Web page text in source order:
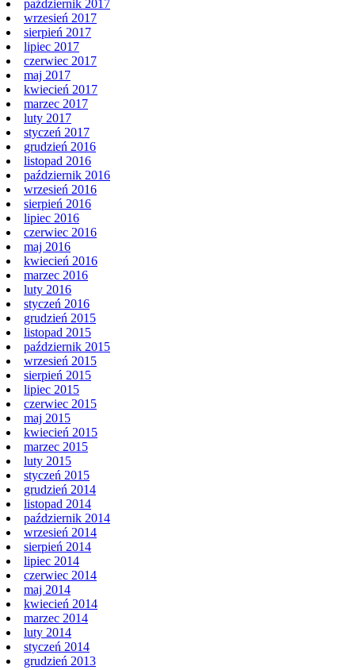
październik 2017
wrzesień 2017
sierpień 2017
lipiec 2017
czerwiec 2017
maj 2017
kwiecień 2017
marzec 2017
luty 2017
styczeń 2017
grudzień 2016
listopad 2016
październik 2016
wrzesień 2016
sierpień 2016
lipiec 2016
czerwiec 2016
maj 2016
kwiecień 2016
marzec 2016
luty 2016
styczeń 2016
grudzień 2015
listopad 2015
październik 2015
wrzesień 2015
sierpień 2015
lipiec 2015
czerwiec 2015
maj 2015
kwiecień 2015
marzec 2015
luty 2015
styczeń 2015
grudzień 2014
listopad 2014
październik 2014
wrzesień 2014
sierpień 2014
lipiec 2014
czerwiec 2014
maj 2014
kwiecień 2014
marzec 2014
luty 2014
styczeń 2014
grudzień 2013